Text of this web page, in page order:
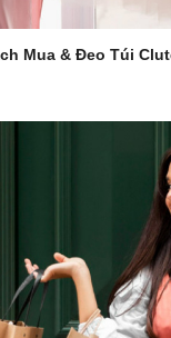
Mua & Đeo Túi